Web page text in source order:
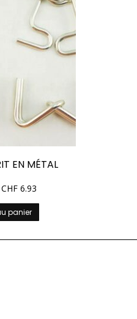
EN MÉTAL
CHF 6.93
panier